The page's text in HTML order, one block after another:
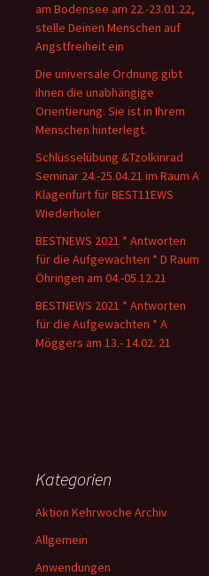
am Bodensee am 22.-23.01.22,
stelle Deinen Menschen auf
Angstfreiheit ein
Die universale Ordnung gibt
ihnen die unabhängige
Orientierung. Sie ist in Ihrem
Menschen hinterlegt.
Schlüsselübung &Tzolkinrad
Seminar 24.-25.04.21 im Raum A
Klagenfurt für BEST11EWS
Wiederholer
BESTNEWS 2021 * Antworten
für die Aufgewachten * D Raum
Öhringen am 04.-05.12.21
BESTNEWS 2021 * Antworten
für die Aufgewachten * A
Möggers am 13.- 14.02. 21
Kategorien
Aktion Kehrwoche Archiv
Allgemein
Anwendungen